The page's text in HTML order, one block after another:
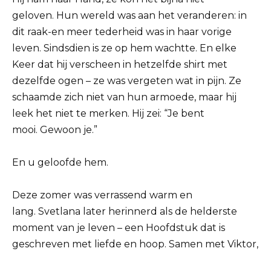
geloven. Hun wereld was aan het veranderen: in
dit raak-en meer tederheid was in haar vorige
leven. Sindsdien is ze op hem wachtte. En elke
Keer dat hij verscheen in hetzelfde shirt met
dezelfde ogen – ze was vergeten wat in pijn. Ze
schaamde zich niet van hun armoede, maar hij
leek het niet te merken. Hij zei: “Je bent
mooi. Gewoon je.”
En u geloofde hem.
Deze zomer was verrassend warm en
lang. Svetlana later herinnerd als de helderste
moment van je leven – een Hoofdstuk dat is
geschreven met liefde en hoop. Samen met Viktor,